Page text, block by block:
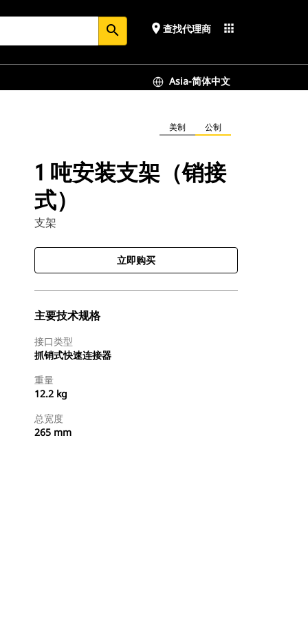
search place 查找代理商 apps
Asia-简体中文
美制 公制
1 吨安装支架（销接
式）
支架
立即购买
主要技术规格
接口类型
抓销式快速连接器
重量
12.2 kg
总宽度
265 mm